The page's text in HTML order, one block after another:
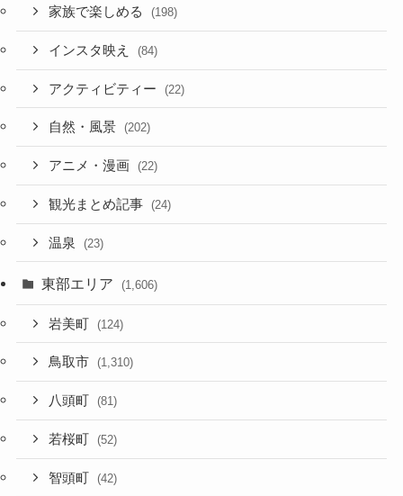
家族で楽しめる (198)
インスタ映え (84)
アクティビティー (22)
自然・風景 (202)
アニメ・漫画 (22)
観光まとめ記事 (24)
温泉 (23)
東部エリア (1,606)
岩美町 (124)
鳥取市 (1,310)
八頭町 (81)
若桜町 (52)
智頭町 (42)